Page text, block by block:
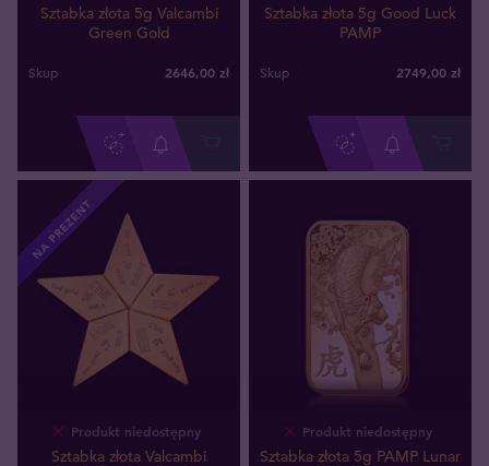
Sztabka złota 5g Valcambi
Green Gold
Skup 2646,00 zł
Sztabka złota 5g Good Luck
PAMP
Skup 2749,00 zł
NA PREZENT
Produkt niedostępny
Sztabka złota Valcambi
Produkt niedostępny
Sztabka złota 5g PAMP Lunar